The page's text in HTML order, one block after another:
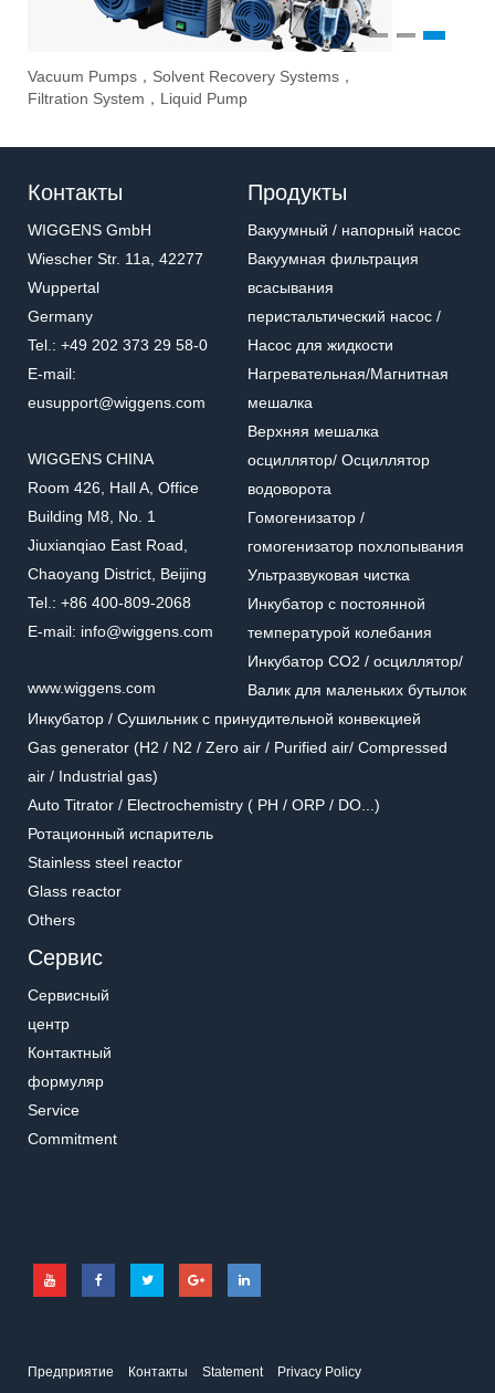
Vacuum Pumps，Solvent Recovery Systems，
Filtration System，Liquid Pump
1 2
Контакты
WIGGENS GmbH
Wiescher Str. 11a, 42277
Wuppertal
Germany
Tel.: +49 202 373 29 58-0
E-mail:
eusupport@wiggens.com
WIGGENS CHINA
Room 426, Hall A, Office
Building M8, No. 1
Jiuxianqiao East Road,
Chaoyang District, Beijing
Tel.: +86 400-809-2068
E-mail: info@wiggens.com
www.wiggens.com
Продукты
Вакуумный / напорный насос
Вакуумная фильтрация
всасывания
перистальтический насос /
Насос для жидкости
Нагревательная/Mагнитная
мешалка
Верхняя мешалка
осциллятор/ Осциллятор
водоворота
Гомогенизатор /
гомогенизатор похлопывания
Ультразвуковая чистка
Инкубатор с постоянной
температурой колебания
Инкубатор CO2 / осциллятор/
Валик для маленьких бутылок
Инкубатор / Cушильник с принудительной конвекцией
Gas generator (H2 / N2 / Zero air / Purified air/ Compressed
air / Industrial gas)
Auto Titrator / Electrochemistry ( PH / ORP / DO...)
Ротационный испаритель
Stainless steel reactor
Glass reactor
Others
Сервис
Сервисный
центр
Контактный
формуляр
Service
Commitment
Предприятие Контакты Statement Privacy Policy